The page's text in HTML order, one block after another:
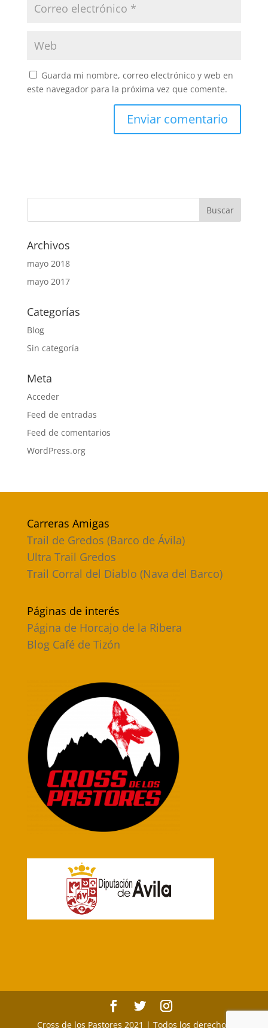
Guarda mi nombre, correo electrónico y web en
este navegador para la próxima vez que comente.
Archivos
mayo 2018
mayo 2017
Categorías
Blog
Sin categoría
Meta
Acceder
Feed de entradas
Feed de comentarios
WordPress.org
Carreras Amigas
Trail de Gredos (Barco de Ávila)
Ultra Trail Gredos
Trail Corral del Diablo (Nava del Barco)
Páginas de interés
Página de Horcajo de la Ribera
Blog Café de Tizón
Cross de los Pastores 2021 | Todos los derechos